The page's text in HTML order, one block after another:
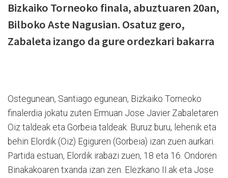
Bizkaiko Torneoko finala, abuztuaren 20an,
Bilboko Aste Nagusian. Osatuz gero,
Zabaleta izango da gure ordezkari bakarra
Ostegunean, Santiago egunean, Bizkaiko Torneoko
finalerdia jokatu zuten Ermuan Jose Javier Zabaletaren
Oiz taldeak eta Gorbeia taldeak. Buruz buru, lehenik eta
behin Elordik (Oiz) Egiguren (Gorbeia) izan zuen aurkari.
Partida estuan, Elordik irabazi zuen, 18 eta 16. Ondoren
Binakakoaren txanda izan zen. Elezkano II.ak eta Jose